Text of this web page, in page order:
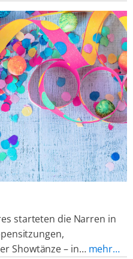
starteten die Narren in
Showtänze – in… mehr…